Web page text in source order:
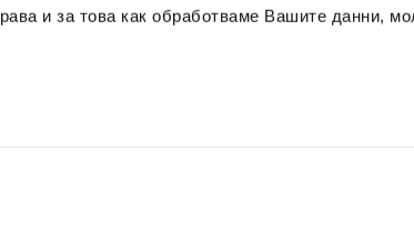
и за това как обработваме Вашите данни,